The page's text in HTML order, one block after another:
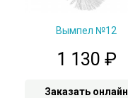
Вымпел №12
1 130 ₽
Заказать онлайн